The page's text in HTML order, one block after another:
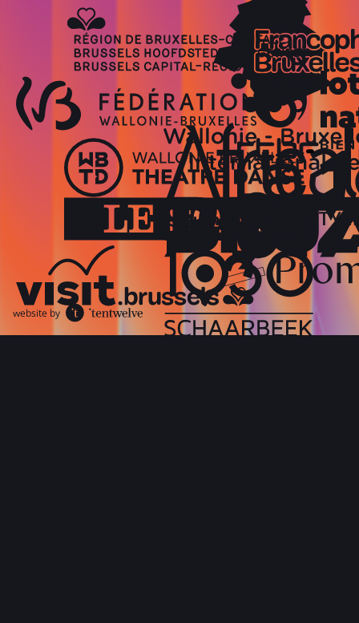
website by